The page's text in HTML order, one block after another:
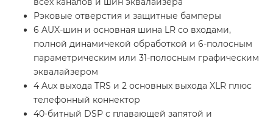
Рэковые отверстия и защитные бамперы
6 AUX-шин и основная шина LR со входами,
полной динамичекой обработкой и 6-полосным
параметрическим или 31-полосным графическим
эквалайзером
4 Aux выхода TRS и 2 основных выхода XLR плюс
телефонный коннектор
40-битный DSP с плавающей запятой и